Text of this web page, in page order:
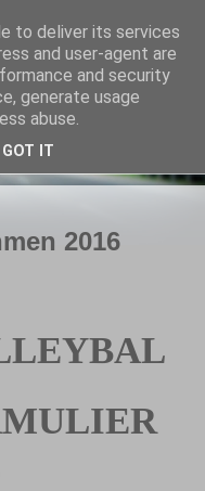
2016
to deliver its services
and user-agent are
and security
generate usage
abuse.
GOT IT